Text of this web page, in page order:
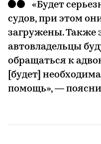
«Будет
судов, при этом
загружены. Также
автовладельцы
обращаться к
[будет]
помощь», —